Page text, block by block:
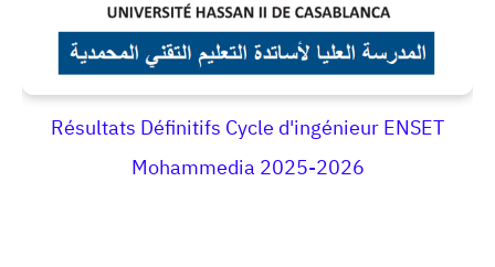
Résultats Définitifs Cycle d'ingénieur ENSET
Mohammedia 2025-2026